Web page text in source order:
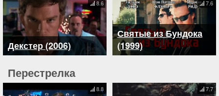
Декстер (2006)
8.6
Святые из Бундока
(1999)
7.6
Перестрелка
8.8 7.7